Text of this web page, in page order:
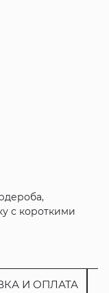
с короткими
И ОПЛАТА